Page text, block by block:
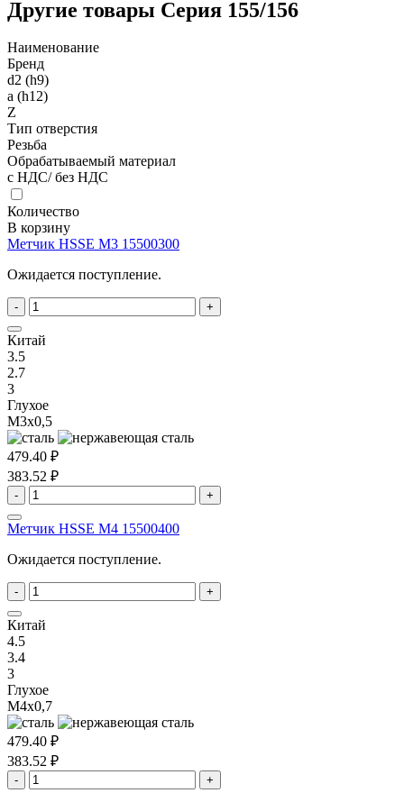
Другие товары Серия 155/156
Наименование
Бренд
d2 (h9)
a (h12)
Z
Тип отверстия
Резьба
Обрабатываемый материал
с НДС/ без НДС
Количество
В корзину
Метчик HSSE M3 15500300
Ожидается поступление.
- +
Китай
3.5
2.7
3
Глухое
M3x0,5
479.40 ₽
383.52 ₽
- +
Метчик HSSE M4 15500400
Ожидается поступление.
- +
Китай
4.5
3.4
3
Глухое
M4x0,7
479.40 ₽
383.52 ₽
- +